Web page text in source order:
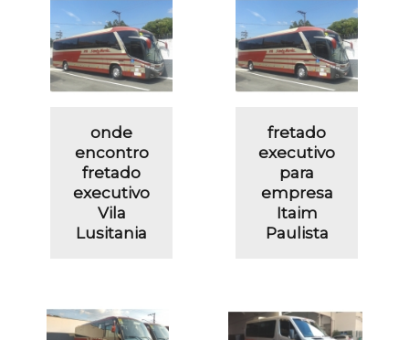
onde
encontro
fretado
executivo
Vila
Lusitania
fretado
executivo
para
empresa
Itaim
Paulista